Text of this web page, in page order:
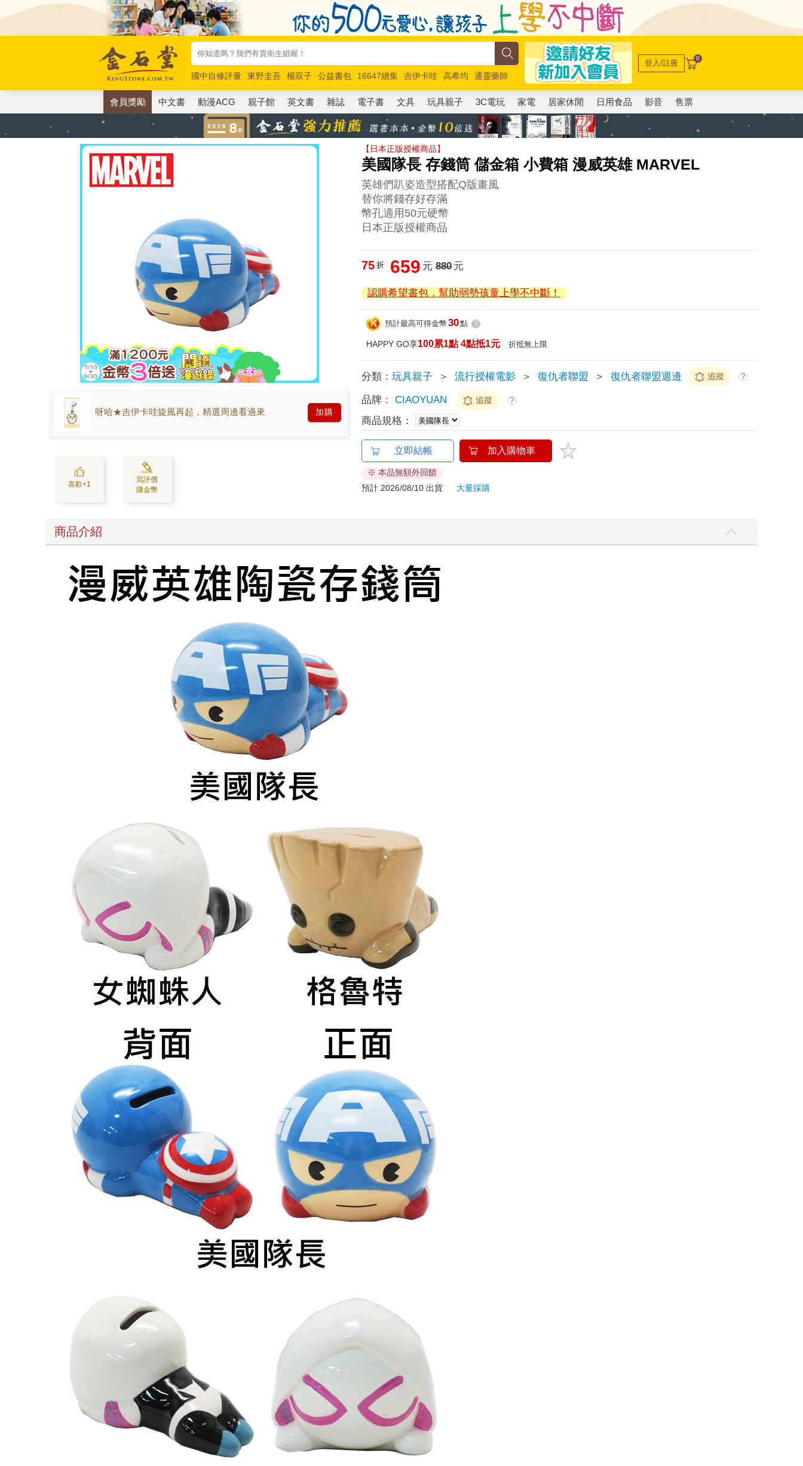
國中自修評量 東野圭吾 楊双子 公益書包 16647續集 吉伊卡哇 高希均
通靈藥師
唯紅花綻放
奧德賽 路邊攤新作 馬斯克 玩具總動員5 超慢跑
登入/註冊 0
會員獎勵 中文書 動漫ACG 親子館 英文書 雜誌 電子書 文具 玩具親子 3C電玩 家電 居家休閒 日用食品 影音 售票
【日本正版授權商品】
美國隊長 存錢筒 儲金箱 小費箱 漫威英雄 MARVEL
英雄們趴姿造型搭配Q版畫風
替你將錢存好存滿
幣孔適用50元硬幣
日本正版授權商品
呀哈★吉伊卡哇旋風再起，精選周邊看過來 加購
喜歡+1
寫評價
賺金幣
75 折 659 元 880元
認購希望書包，幫助弱勢孩童上學不中斷！
預計最高可得金幣 30點 ?
HAPPY GO享100累1點 4點抵1元 折抵無上限
分類：玩具親子 ＞ 流行授權電影 ＞ 復仇者聯盟 ＞ 復仇者聯盟週邊 追蹤 ?
品牌： CIAOYUAN 追蹤 ?
商品規格：
立即結帳 加入購物車
※ 本品無額外回饋
預計 2026/08/10 出貨
大量採購
商品介紹